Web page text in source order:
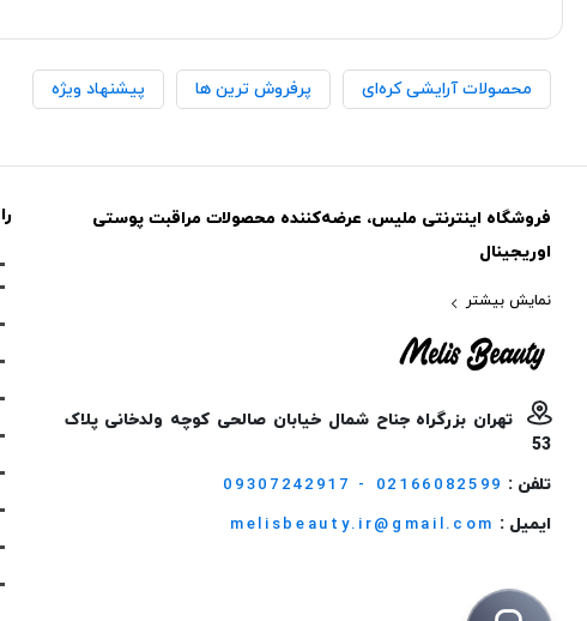
محصولات آرایشی کره‌ای پرفروش ترین ها پیشنهاد ویژه
فروشگاه اینترنتی ملیس، عرضه‌کننده محصولات مراقبت پوستی
اوریجینال
نمایش بیشتر
تهران بزرگراه جناح شمال خیابان صالحی کوچه ولدخانی پلاک
53
تلفن : 09307242917 - 02166082599
ایمیل : melisbeauty.ir@gmail.com